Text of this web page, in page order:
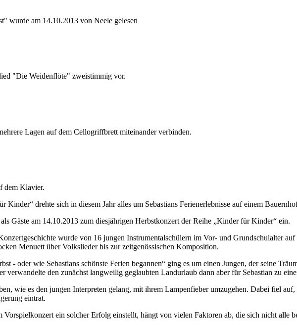
wurde am 14.10.2013 von Neele gelesen
"Die Weidenflöte" zweistimmig vor.
Lagen auf dem Cellogriffbrett miteinander verbinden.
dem Klavier.
Kinder“ drehte sich in diesem Jahr alles um Sebastians Ferienerlebnisse auf einem
Gäste am 14.10.2013 zum diesjährigen Herbstkonzert der Reihe „Kinder für Kinder“ ein.
wurde von 16 jungen Instrumentalschülern im Vor- und Grundschulalter
Menuett über Volkslieder bis zur zeitgenössischen Komposition.
- oder wie Sebastians schönste Ferien begannen“ ging es um einen Jungen, der seine
verwandelte den zunächst langweilig geglaubten Landurlaub dann aber für Sebastian zu
wie es den jungen Interpreten gelang, mit ihrem Lampenfieber umzugehen. Dabei fiel
eintrat.
ein solcher Erfolg einstellt, hängt von vielen Faktoren ab, die sich nicht alle